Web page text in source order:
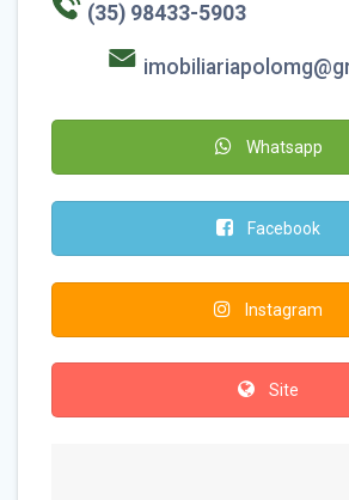
(35) 98433-5903
Whatsapp
Facebook
Instagram
Site